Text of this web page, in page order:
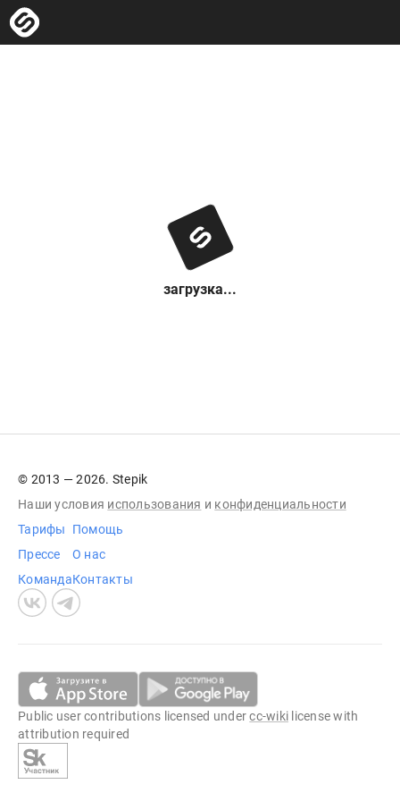
загрузка...
© 2013 — 2026. Stepik
Наши условия использования и конфиденциальности
Тарифы
Прессе
Команда
Помощь
О нас
Контакты
Public user contributions licensed undercc-wiki license with
attribution required